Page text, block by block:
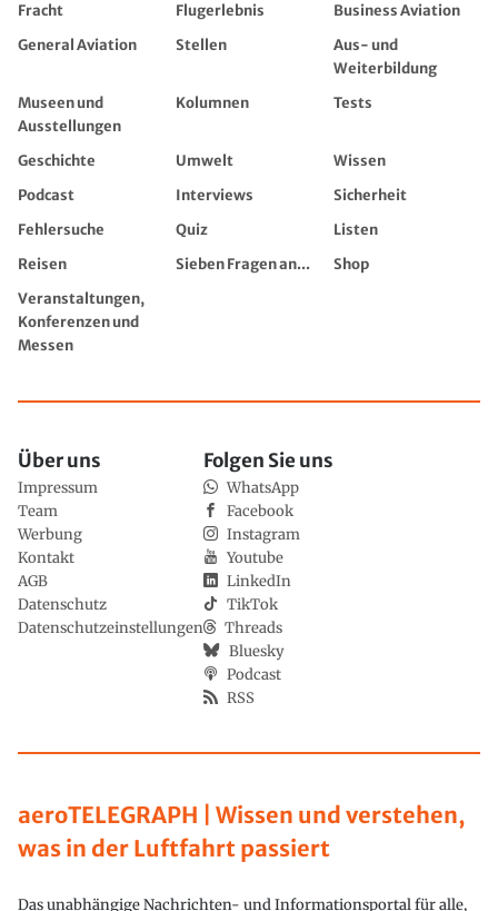
Fracht
Flugerlebnis
Business Aviation
General Aviation
Stellen
Aus- und
Weiterbildung
Museen und
Ausstellungen
Kolumnen Tests
Geschichte Umwelt
Wissen
Podcast
Interviews
Sicherheit
Fehlersuche
Quiz
Listen
Reisen
Sieben Fragen an...
Shop
Veranstaltungen,
Konferenzen und
Messen
aeroTELEGRAPH | Wissen und verstehen,
was in der Luftfahrt passiert
Das unabhängige Nachrichten- und Informationsportal für alle,
Über uns
Impressum
Team
Werbung
Kontakt
AGB
Datenschutz
Datenschutzeinstellungen
Folgen Sie uns
WhatsApp
Facebook
Instagram
Youtube
LinkedIn
TikTok
Threads
Bluesky
Podcast
RSS